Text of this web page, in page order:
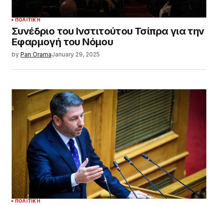
ΠΟΛΙΤΙΚΉ
Συνέδριο του Ινστιτούτου Τσίπρα για την
Εφαρμογή του Νόμου
by Pan OramaJanuary 29, 2025
ΠΟΛΙΤΙΚΉ